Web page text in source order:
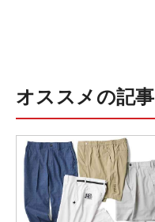
オススメの記事